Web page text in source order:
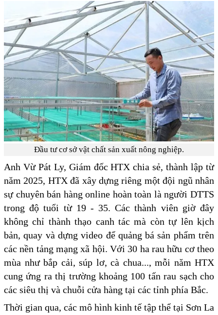
Đầu tư cơ sở vật chất sản xuất nông nghiệp.
Anh Vừ Pát Ly, Giám đốc HTX chia sẻ, thành lập từ
năm 2025, HTX đã xây dựng riêng một đội ngũ nhân
sự chuyên bán hàng online hoàn toàn là người DTTS
trong độ tuổi từ 19 - 35. Các thành viên giờ đây
không chỉ thành thạo canh tác mà còn tự lên kịch
bản, quay và dựng video để quảng bá sản phẩm trên
các nền tảng mạng xã hội. Với 30 ha rau hữu cơ theo
mùa như bắp cải, súp lơ, cà chua..., mỗi năm HTX
cung ứng ra thị trường khoảng 100 tấn rau sạch cho
các siêu thị và chuỗi cửa hàng tại các tỉnh phía Bắc.
Thời gian qua, các mô hình kinh tế tập thể tại Sơn La